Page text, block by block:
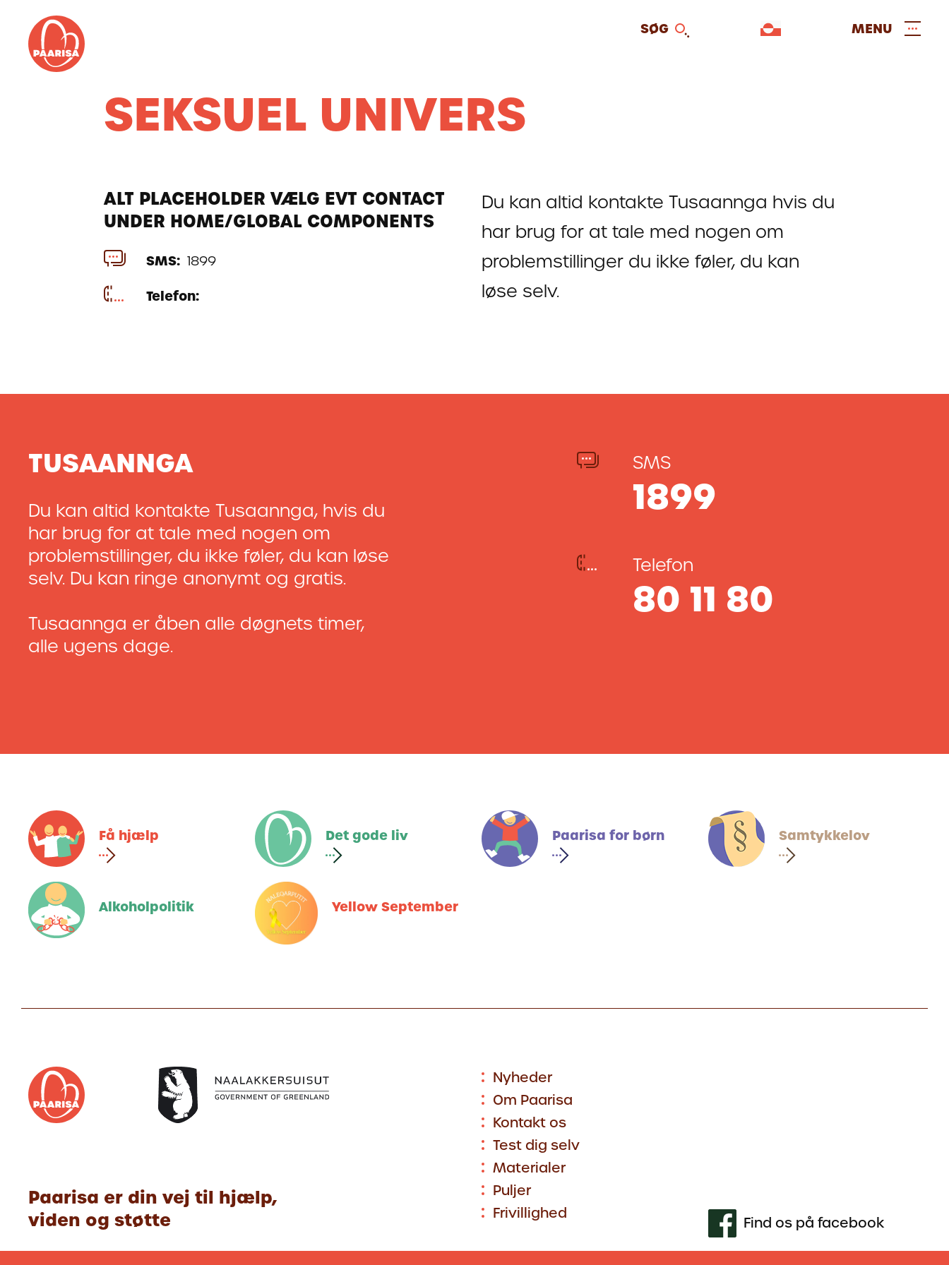
forsiden
SØG MENU
SEKSUEL UNIVERS
ALT PLACEHOLDER VÆLG EVT CONTACT
UNDER HOME/GLOBAL COMPONENTS
SMS: 1899
Telefon:
Du kan altid kontakte Tusaannga hvis du
har brug for at tale med nogen om
problemstillinger du ikke føler, du kan
løse selv.
TUSAANNGA
Du kan altid kontakte Tusaannga, hvis du
har brug for at tale med nogen om
problemstillinger, du ikke føler, du kan løse
selv. Du kan ringe anonymt og gratis.
Tusaannga er åben alle døgnets timer,
alle ugens dage.
SMS
1899
Telefon
80 11 80
Få hjælp Det gode liv Paarisa for børn Samtykkelov
Alkoholpolitik Yellow September
Paarisa er din vej til hjælp,
viden og støtte
Nyheder
Om Paarisa
Kontakt os
Test dig selv
Materialer
Puljer
Frivillighed
Find os på facebook